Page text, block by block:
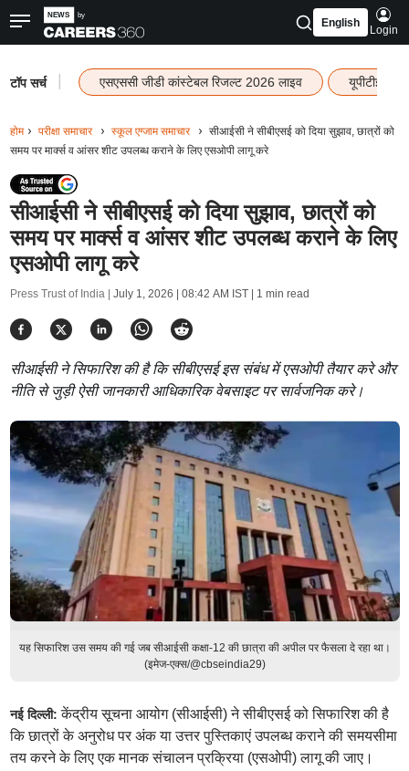
English
Login
टॉप सर्च एसएससी जीडी कांस्टेबल रिजल्ट 2026 लाइव यूपीटीईटी
होम परीक्षा समाचार स्कूल एग्जाम समाचार
सीआईसी ने सीबीएसई को दिया सुझाव, छात्रों को
समय पर मार्क्स व आंसर शीट उपलब्ध कराने के लिए एसओपी लागू करे
सीआईसी ने सीबीएसई को दिया सुझाव, छात्रों को
समय पर मार्क्स व आंसर शीट उपलब्ध कराने के लिए
एसओपी लागू करे
Press Trust of India | July 1, 2026 | 08:42 AM IST| 1 min read
सीआईसी ने सिफारिश की है कि सीबीएसई इस संबंध में एसओपी तैयार करे और
नीति से जुड़ी ऐसी जानकारी आधिकारिक वेबसाइट पर सार्वजनिक करे।
यह सिफारिश उस समय की गई जब सीआईसी कक्षा-12 की छात्रा की अपील पर फैसला दे रहा था।
(इमेज-एक्स/@cbseindia29)
नई दिल्ली:केंद्रीय सूचना आयोग (सीआईसी) ने सीबीएसई को सिफारिश की है
कि छात्रों के अनुरोध पर अंक या उत्तर पुस्तिकाएं उपलब्ध कराने की समयसीमा
तय करने के लिए एक मानक संचालन प्रक्रिया (एसओपी) लागू की जाए।